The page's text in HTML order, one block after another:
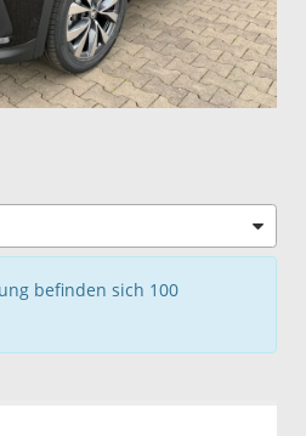
befinden sich 100